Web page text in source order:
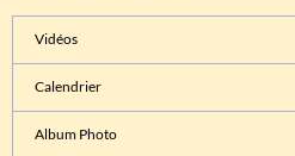
Vidéos
Calendrier
Album Photo